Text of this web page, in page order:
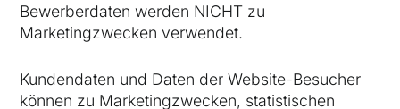
Bewerberdaten werden NICHT zu
Marketingzwecken verwendet.
Kundendaten und Daten der Website-Besucher
können zu Marketingzwecken, statistischen